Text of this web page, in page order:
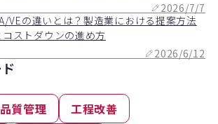
2026/7/7
VEの違いとは？製造業における提案方法
コストダウンの進め方
2026/6/12
品質管理
工程改善